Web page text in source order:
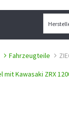
Fahrzeugteile